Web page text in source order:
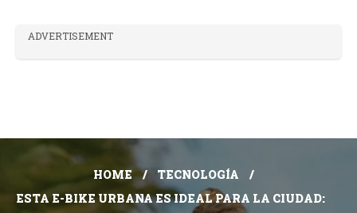
ADVERTISEMENT
HOME
TECNOLOGÍA
ESTA E-BIKE URBANA ES IDEAL PARA LA CIUDAD: